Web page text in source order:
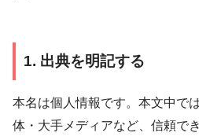
1. 出典を明記する
本名は個人情報です。本文中で
体・大手メディアなど、信頼で